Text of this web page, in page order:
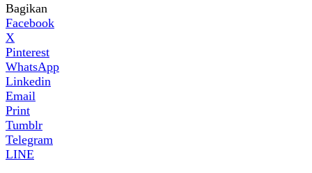
Bagikan
Facebook
X
Pinterest
WhatsApp
Linkedin
Email
Print
Tumblr
Telegram
LINE